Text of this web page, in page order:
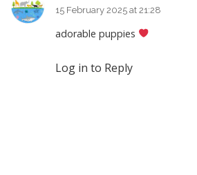
15 February 2025 at 21:28
adorable puppies
Log in to Reply